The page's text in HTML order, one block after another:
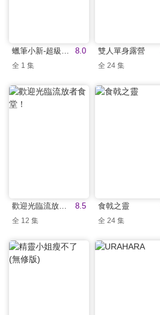
8.0
蠟筆小新-超級美味B級美食大逃亡
全 1 集
雙人單身露營
全 24 集
8.5
全 12 集
食戟之靈
全 24 集